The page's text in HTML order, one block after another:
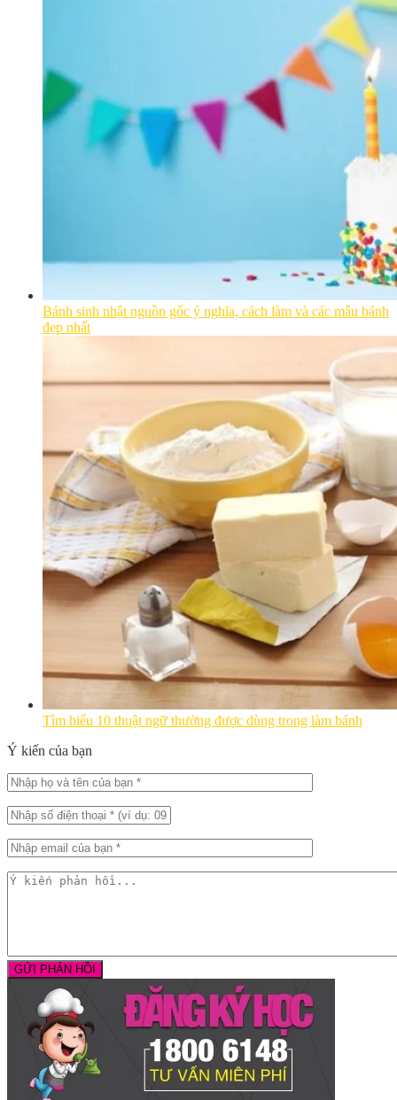
Bánh sinh nhật nguồn gốc ý nghĩa, cách làm và các mẫu bánh
đẹp nhất
Tìm hiểu 10 thuật ngữ thường được dùng trong làm bánh
Ý kiến của bạn